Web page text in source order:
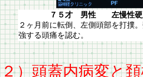
７５才 男性 左慢性硬膜下
２ヶ月前に転倒、左側頭部を打撲
強する頭痛を認む。
２）頭蓋内病変と